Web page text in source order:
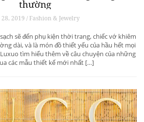
thường
28, 2019 / Fashion & Jewelry
sẽ đến phụ kiện thời trang, chiếc vớ khiêm
dài, và là món đồ thiết yếu của hầu hết mọi
tìm hiểu thêm về câu chuyện của những
các mẫu thiết kế mới nhất […]